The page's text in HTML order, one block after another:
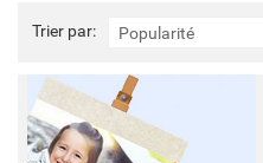
Trier par: Popularité
Trier
par: